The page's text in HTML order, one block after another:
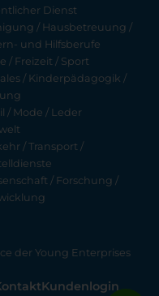
Dienst
/ Hausbetreuung /
und Hilfsberufe
/ Freizeit / Sport
/ Kinderpädagogik /
/ Mode / Leder
/ Transport /
/ Forschung /
der Young Enterprises
Kundenlogin